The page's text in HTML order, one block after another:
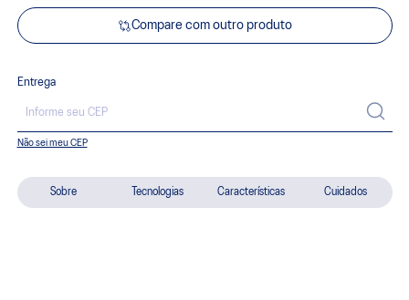
Sobre Tecnologias Características Cuidados
Compare com outro produto
Entrega
Não sei meu CEP